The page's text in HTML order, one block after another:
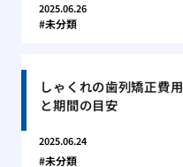
2025.06.26
未分類
しゃくれの歯列矯正費用
と期間の目安
2025.06.24
未分類